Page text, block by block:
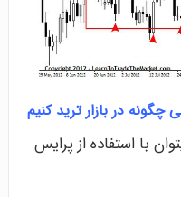
در بازار ترید کنیم
با استفاده از پرایس